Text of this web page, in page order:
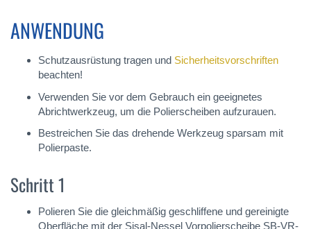
ANWENDUNG
Schutzausrüstung tragen und Sicherheitsvorschriften
beachten!
Verwenden Sie vor dem Gebrauch ein geeignetes
Abrichtwerkzeug, um die Polierscheiben aufzurauen.
Bestreichen Sie das drehende Werkzeug sparsam mit
Polierpaste.
Schritt 1
Polieren Sie die gleichmäßig geschliffene und gereinigte
Oberfläche mit der Sisal-Nessel Vorpolierscheibe SB-VR-